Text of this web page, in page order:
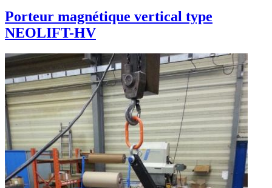
Porteur magnétique vertical type
NEOLIFT-HV